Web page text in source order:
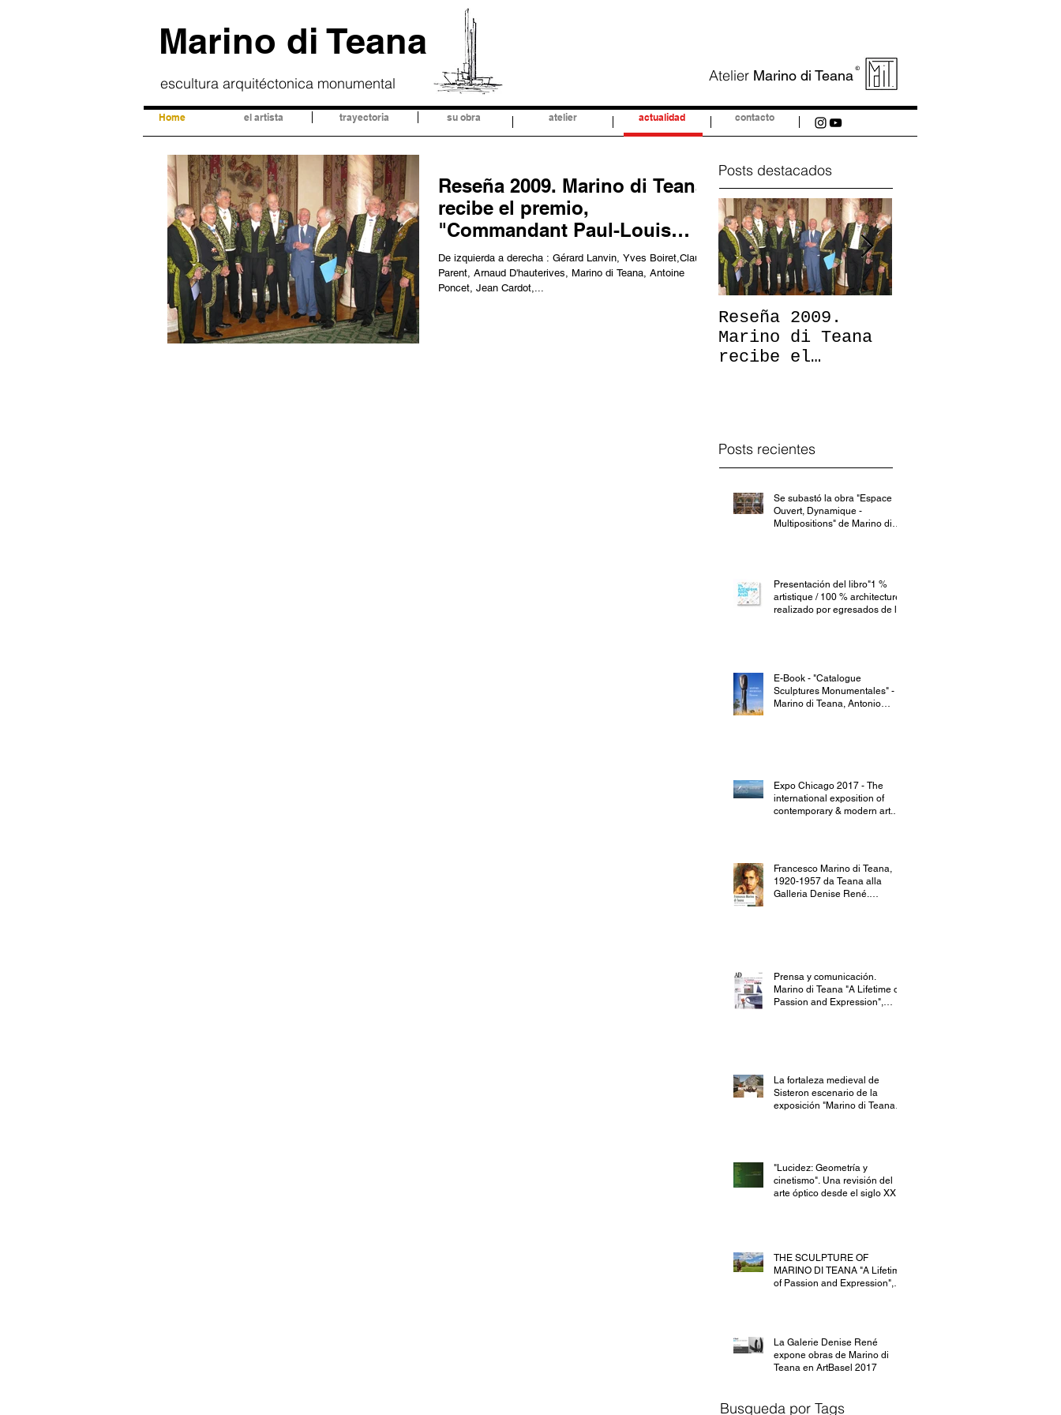
Marino di Teana
escultura arquitéctonica monumental Atelier Marino di Teana ©
Home el artista trayectoria su obra atelier actualidad contacto
Reseña 2009. Marino di Teana
recibe el premio,
"Commandant Paul-Louis
Weiller",que otorga
De izquierda a derecha : Gérard Lanvin, Yves Boiret,Claude
Parent, Arnaud D'hauterives, Marino di Teana, Antoine
Poncet, Jean Cardot,...
Busqueda por Tags
Se subastó la obra "Espace
Ouvert, Dynamique -
Multipositions" de Marino di
Presentación del libro"1 %
artistique / 100 % architecture"
realizado por egresados de la
E-Book - "Catalogue
Sculptures Monumentales" -
Marino di Teana, Antonio
Expo Chicago 2017 - The
international exposition of
contemporary & modern art.
Francesco Marino di Teana,
1920-1957 da Teana alla
Galleria Denise René.
Prensa y comunicación.
Marino di Teana "A Lifetime of
Passion and Expression",
La fortaleza medieval de
Sisteron escenario de la
exposición "Marino di Teana
"Lucidez: Geometría y
cinetismo". Una revisión del
arte óptico desde el siglo XXI.
THE SCULPTURE OF
MARINO DI TEANA "A Lifetime
of Passion and Expression",
La Galerie Denise René
expone obras de Marino di
Teana en ArtBasel 2017
Posts recientes
Reseña 2009.
Marino di Teana
recibe el
otorga
Posts destacados